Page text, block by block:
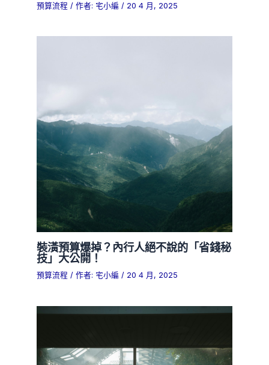
預算流程 / 作者: 宅小編 / 20 4 月, 2025
裝潢預算爆掉？內行人絕不說的「省錢秘
技」大公開！
預算流程 / 作者: 宅小編/ 20 4 月, 2025